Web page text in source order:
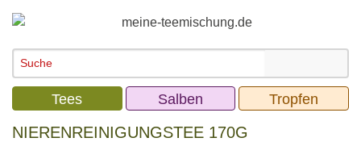
Tees Salben Tropfen
NIERENREINIGUNGSTEE 170G